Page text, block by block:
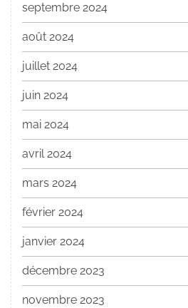
septembre 2024
août 2024
juillet 2024
juin 2024
mai 2024
avril 2024
mars 2024
février 2024
janvier 2024
décembre 2023
novembre 2023